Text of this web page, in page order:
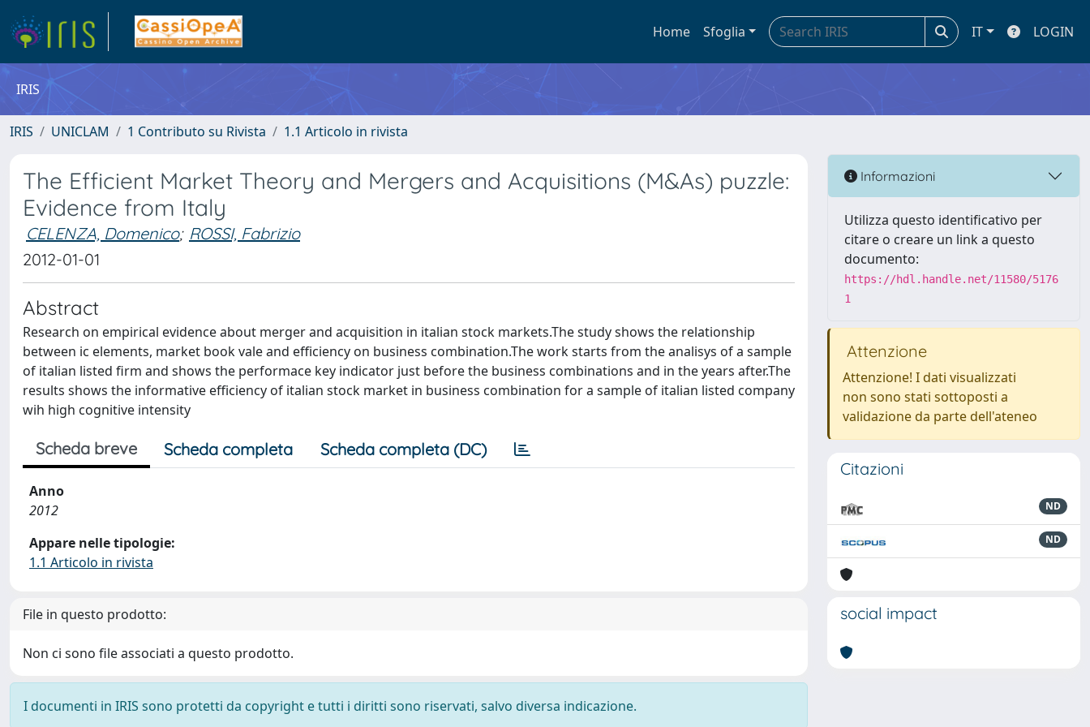
Home Sfoglia IT LOGIN
IRIS
IRIS UNICLAM 1 Contributo su Rivista 1.1 Articolo in rivista
The Efficient Market Theory and Mergers and Acquisitions (M&As) puzzle:
Evidence from Italy
CELENZA, Domenico; ROSSI, Fabrizio
2012-01-01
Abstract
Research on empirical evidence about merger and acquisition in italian stock markets.The study shows the relationship
between ic elements, market book vale and efficiency on business combination.The work starts from the analisys of a sample
of italian listed firm and shows the performace key indicator just before the business combinations and in the years after.The
results shows the informative efficiency of italian stock market in business combination for a sample of italian listed company
wih high cognitive intensity
Scheda breve Scheda completa Scheda completa (DC)
Anno
2012
Appare nelle tipologie:
1.1 Articolo in rivista
File in questo prodotto:
Non ci sono file associati a questo prodotto.
I documenti in IRIS sono protetti da copyright e tutti i diritti sono riservati, salvo diversa indicazione.
Informazioni
Utilizza questo identificativo per
citare o creare un link a questo
documento:
https://hdl.handle.net/11580/5176
1
Attenzione
Attenzione! I dati visualizzati
non sono stati sottoposti a
validazione da parte dell'ateneo
Citazioni
ND
ND
social impact